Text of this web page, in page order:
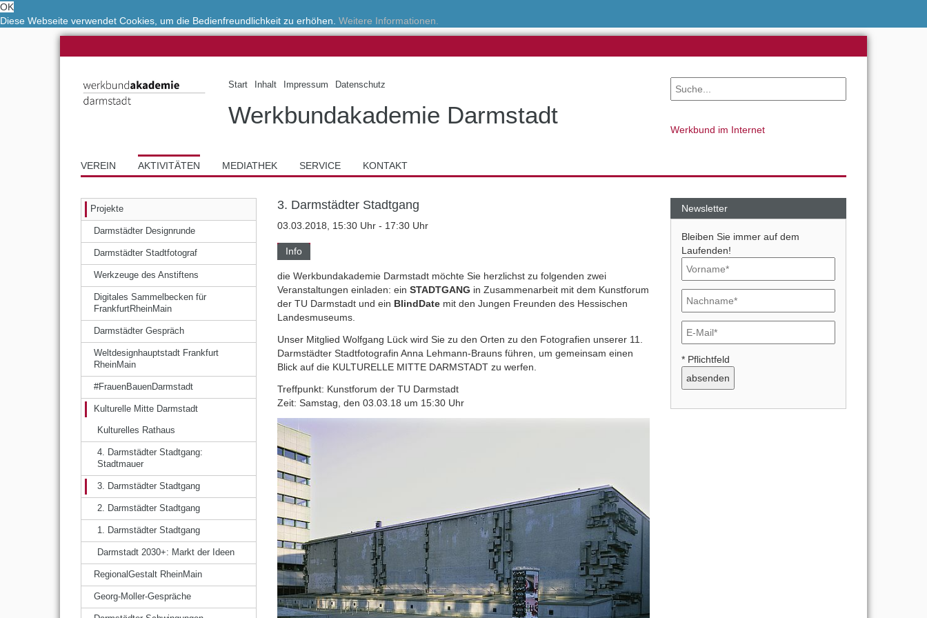
OK
Diese Webseite verwendet Cookies, um die Bedienfreundlichkeit zu erhöhen. Weitere Informationen.
Start Inhalt Impressum Datenschutz
Werkbundakademie Darmstadt
Werkbund im Internet
VEREIN AKTIVITÄTEN MEDIATHEK SERVICE KONTAKT
Projekte
Darmstädter Designrunde
Darmstädter Stadtfotograf
Werkzeuge des Anstiftens
Digitales Sammelbecken für
FrankfurtRheinMain
Darmstädter Gespräch
Weltdesignhauptstadt Frankfurt
RheinMain
#FrauenBauenDarmstadt
Kulturelle Mitte Darmstadt
Kulturelles Rathaus
4. Darmstädter Stadtgang:
Stadtmauer
3. Darmstädter Stadtgang
2. Darmstädter Stadtgang
1. Darmstädter Stadtgang
Darmstadt 2030+: Markt der Ideen
RegionalGestalt RheinMain
Georg-Moller-Gespräche
3. Darmstädter Stadtgang
03.03.2018, 15:30 Uhr - 17:30 Uhr
Info
die Werkbundakademie Darmstadt möchte Sie herzlichst zu folgenden zwei
Veranstaltungen einladen: ein STADTGANG in Zusammenarbeit mit dem Kunstforum
der TU Darmstadt und ein BlindDate mit den Jungen Freunden des Hessischen
Landesmuseums.
Unser Mitglied Wolfgang Lück wird Sie zu den Orten zu den Fotografien unserer 11.
Darmstädter Stadtfotografin Anna Lehmann-Brauns führen, um gemeinsam einen
Blick auf die KULTURELLE MITTE DARMSTADT zu werfen.
Treffpunkt: Kunstforum der TU Darmstadt
Zeit: Samstag, den 03.03.18 um 15:30 Uhr
Newsletter
Bleiben Sie immer auf dem
Laufenden!
* Pflichtfeld